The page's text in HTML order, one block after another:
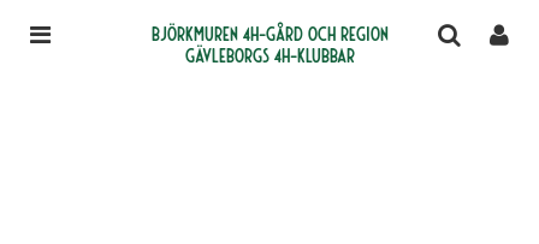
Björkmuren 4H-gård och region
Gävleborgs 4H-klubbar